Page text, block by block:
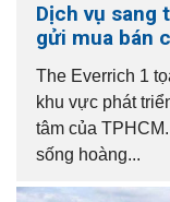
Dịch vụ sang
gửi mua bán
The Everrich 1
khu vực phát
tâm của
sống hoàng...